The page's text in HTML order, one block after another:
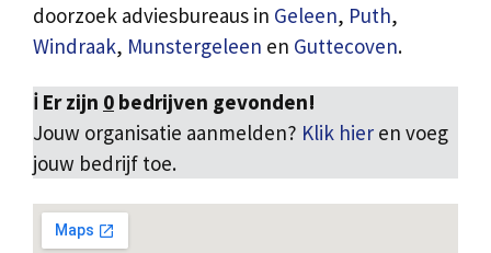
doorzoek adviesbureaus in Geleen, Puth,
Windraak, Munstergeleen en Guttecoven.
ℹ️ Er zijn 0 bedrijven gevonden!
Jouw organisatie aanmelden? Klik hier en voeg
jouw bedrijf toe.